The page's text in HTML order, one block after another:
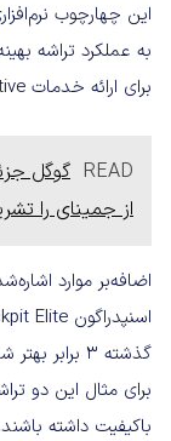
این چهارچوب
به عملکرد تراشه
برای ارائه خدمات Android Automotive نیز کاهش یابد.
READ گوگل
از جمینای را
اضافه‌بر موارد
گذشته ۳
باکیفیت داشته باشند.